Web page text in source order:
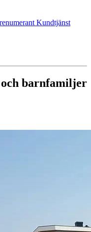
Kundtjänst
barnfamiljer